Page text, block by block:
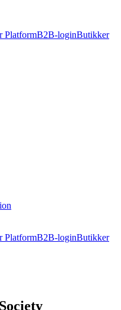
PlatformB2B-loginButikker
PlatformB2B-loginButikker